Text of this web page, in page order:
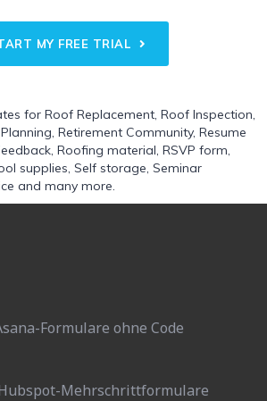
MY FREE TRIAL
for Roof Replacement, Roof Inspection,
, Retirement Community, Resume
, Roofing material, RSVP form,
supplies, Self storage, Seminar
and many more.
Formulare ohne Code
Mehrschrittformulare